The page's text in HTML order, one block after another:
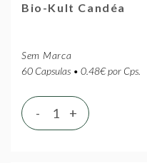
Bio-Kult Candéa
Sem Marca
60 Capsulas • 0.48€ por Cps.
+
-